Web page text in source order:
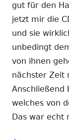
gut für den
jetzt mir die
und sie
unbedingt
von ihnen
nächster Zeit
Anschließend
welches von
Das war echt